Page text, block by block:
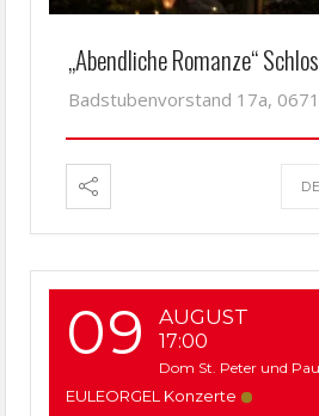
„Abendliche Romanze“
Badstubenvorstand 17a,
09 AUGUST
17:00
Dom St. Peter und
EULEORGEL Konzerte